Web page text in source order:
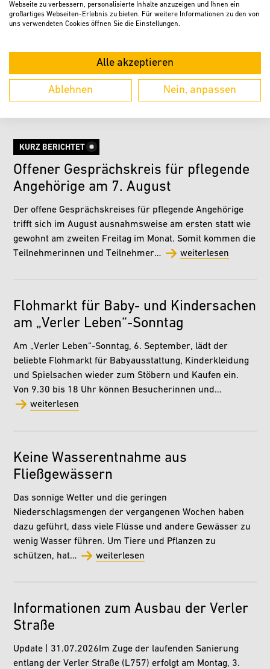
Kirmes und neuen Angeboten zum
Feiern ein
KURZ BERICHTET
Offener Gesprächskreis für pflegende
Angehörige am 7. August
Der offene Gesprächskreises für pflegende Angehörige
trifft sich im August ausnahmsweise am ersten statt wie
gewohnt am zweiten Freitag im Monat. Somit kommen die
Teilnehmerinnen und Teilnehmer…
weiterlesen
Flohmarkt für Baby- und Kindersachen
am „Verler Leben“-Sonntag
Am „Verler Leben“-Sonntag, 6. September, lädt der
beliebte Flohmarkt für Babyausstattung, Kinderkleidung
und Spielsachen wieder zum Stöbern und Kaufen ein.
Von 9.30 bis 18 Uhr können Besucherinnen und…
weiterlesen
Keine Wasserentnahme aus
Fließgewässern
Das sonnige Wetter und die geringen
Niederschlagsmengen der vergangenen Wochen haben
dazu geführt, dass viele Flüsse und andere Gewässer zu
wenig Wasser führen. Um Tiere und Pflanzen zu
schützen, hat…
weiterlesen
Informationen zum Ausbau der Verler
Straße
Update | 31.07.2026Im Zuge der laufenden Sanierung
entlang der Verler Straße (L757) erfolgt am Montag, 3.
Webseite zu verbessern, personalisierte Inhalte anzuzeigen und Ihnen ein
großartiges Webseiten-Erlebnis zu bieten. Für weitere Informationen zu den von
uns verwendeten Cookies öffnen Sie die Einstellungen.
Alle akzeptieren
Ablehnen Nein, anpassen